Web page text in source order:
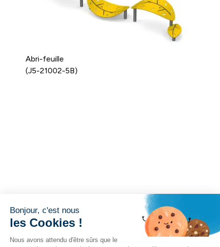
Abri-feuille
(J5-21002-5B)